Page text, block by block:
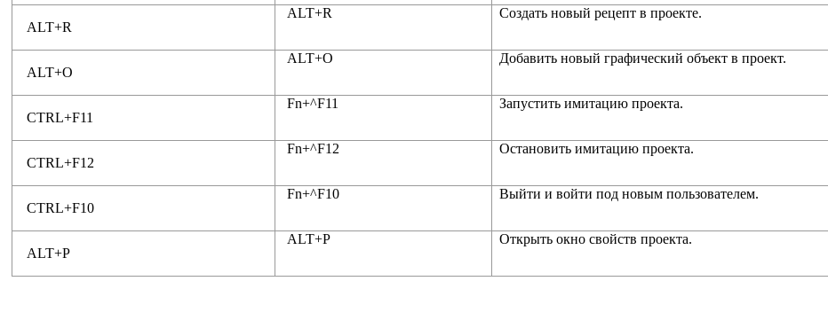
ALT+R
ALT+R Создать новый рецепт в проекте.
ALT+O
ALT+O Добавить новый графический объект в проект.
CTRL+F11
Fn+^F11 Запустить имитацию проекта.
CTRL+F12
Fn+^F12 Остановить имитацию проекта.
CTRL+F10
Fn+^F10 Выйти и войти под новым пользователем.
ALT+P
ALT+P Открыть окно свойств проекта.